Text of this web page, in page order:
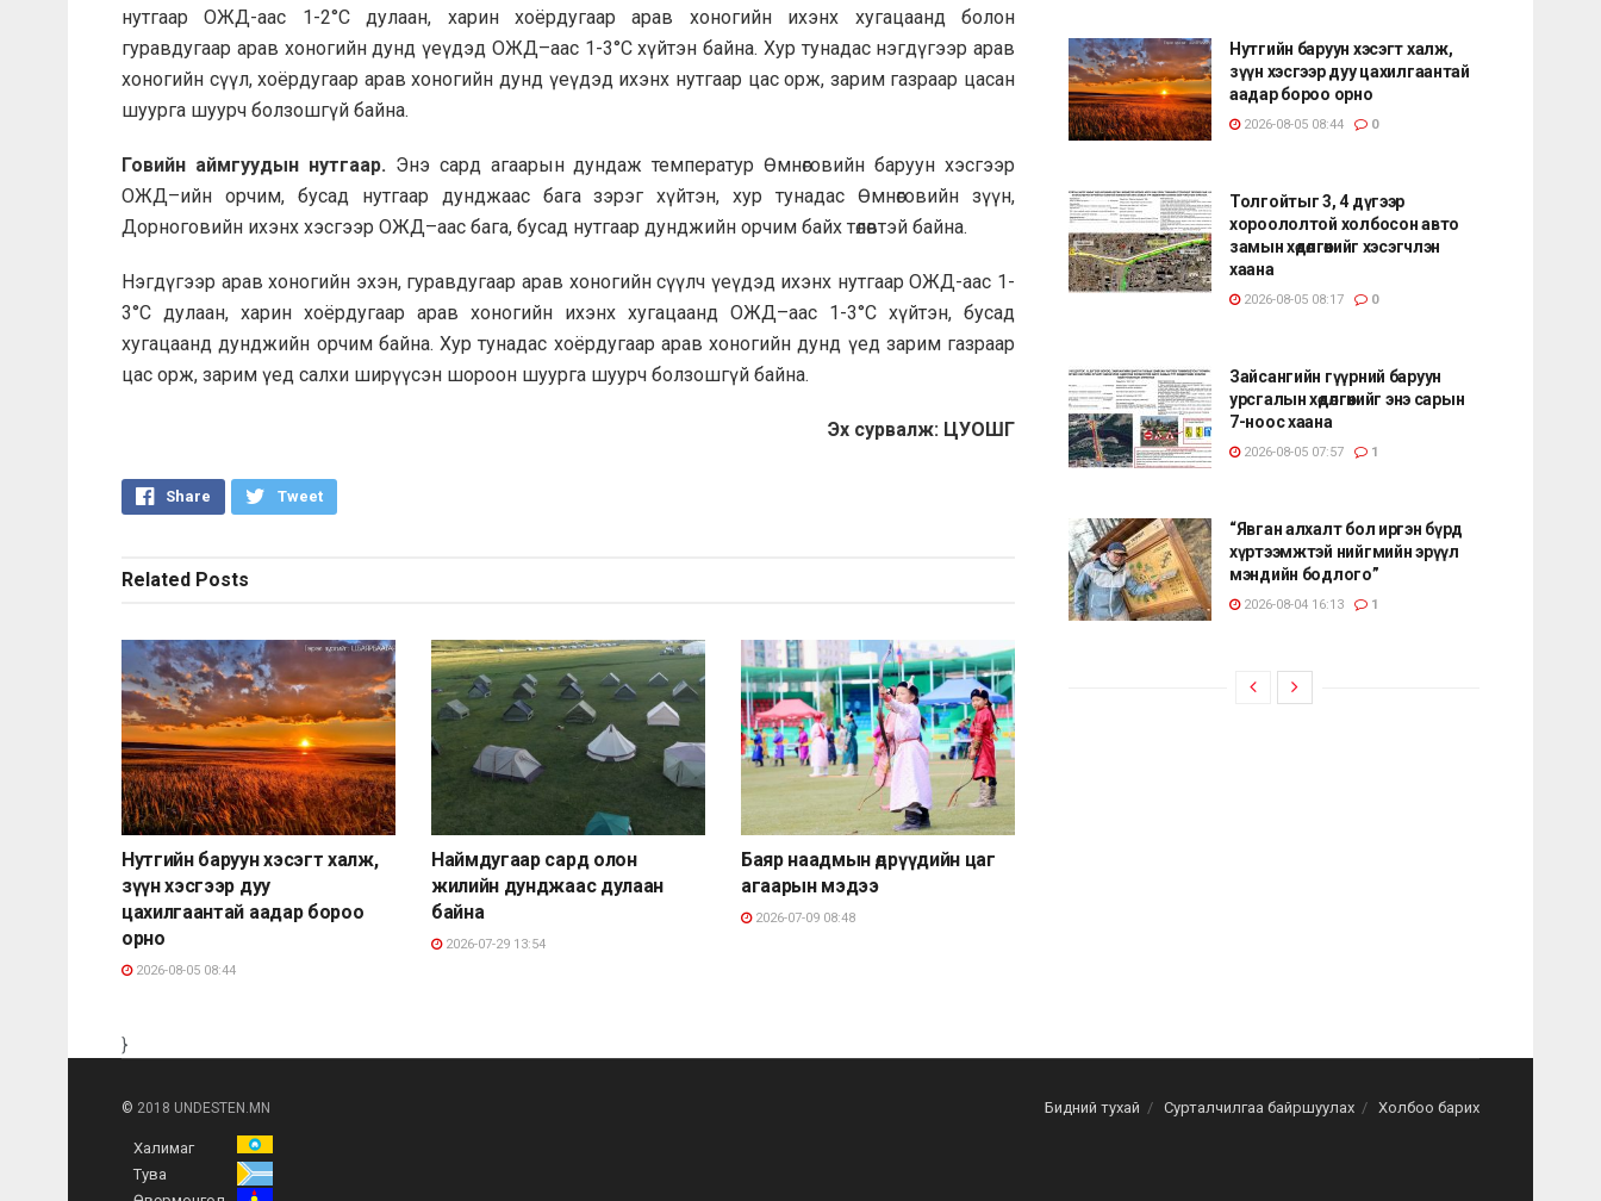
нутгаар ОЖД-аас 1-2°С дулаан, харин хоёрдугаар арав хоногийн ихэнх хугацаанд болон
гуравдугаар арав хоногийн дунд үеүдэд ОЖД–аас 1-3°С хүйтэн байна. Хур тунадас нэгдүгээр арав
хоногийн сүүл, хоёрдугаар арав хоногийн дунд үеүдэд ихэнх нутгаар цас орж, зарим газраар цасан
шуурга шуурч болзошгүй байна.
Говийн аймгуудын нутгаар.Энэ сард агаарын дундаж температур Өмнөговийн баруун хэсгээр
ОЖД–ийн орчим, бусад нутгаар дунджаас бага зэрэг хүйтэн, хур тунадас Өмнөговийн зүүн,
Дорноговийн ихэнх хэсгээр ОЖД–аас бага, бусад нутгаар дунджийн орчим байх төлөвтэй байна.
Нэгдүгээр арав хоногийн эхэн, гуравдугаар арав хоногийн сүүлч үеүдэд ихэнх нутгаар ОЖД-аас 1-
3°С дулаан, харин хоёрдугаар арав хоногийн ихэнх хугацаанд ОЖД–аас 1-3°С хүйтэн, бусад
хугацаанд дунджийн орчим байна. Хур тунадас хоёрдугаар арав хоногийн дунд үед зарим газраар
цас орж, зарим үед салхи ширүүсэн шороон шуурга шуурч болзошгүй байна.
Эх сурвалж: ЦУОШГ
Share Tweet
Related Posts
Нутгийн баруун хэсэгт халж,
зүүн хэсгээр дуу
цахилгаантай аадар бороо
орно
2026-08-05 08:44
Наймдугаар сард олон
жилийн дунджаас дулаан
байна
2026-07-29 13:54
Баяр наадмын өдрүүдийн цаг
агаарын мэдээ
2026-07-09 08:48
}
Нутгийн баруун хэсэгт халж,
зүүн хэсгээр дуу цахилгаантай
аадар бороо орно
2026-08-05 08:44 0
Толгойтыг 3, 4 дүгээр
хороололтой холбосон авто
замын хөдөлгөөнийг хэсэгчлэн
хаана
2026-08-05 08:17 0
Зайсангийн гүүрний баруун
урсгалын хөдөлгөөнийг энэ сарын
7-ноос хаана
2026-08-05 07:57 1
“Явган алхалт бол иргэн бүрд
хүртээмжтэй нийгмийн эрүүл
мэндийн бодлого”
2026-08-04 16:13 1
Бидний тухай Сурталчилгаа байршуулах Холбоо барих
© 2018 UNDESTEN.MN
Халимаг
Тува